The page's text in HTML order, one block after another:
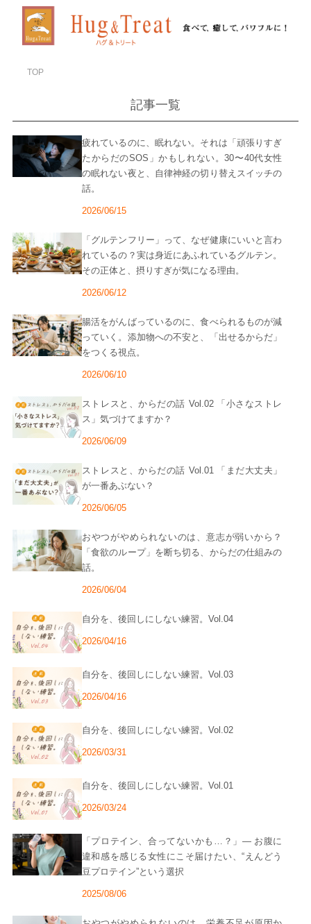
TOP
記事一覧
疲れているのに、眠れない。それは「頑張りすぎ
たからだのSOS」かもしれない。30〜40代女性
の眠れない夜と、自律神経の切り替えスイッチの
話。
2026/06/15
「グルテンフリー」って、なぜ健康にいいと言わ
れているの？実は身近にあふれているグルテン。
その正体と、摂りすぎが気になる理由。
2026/06/12
腸活をがんばっているのに、食べられるものが減
っていく。添加物への不安と、「出せるからだ」
をつくる視点。
2026/06/10
ストレスと、からだの話 Vol.02 「小さなストレ
ス」気づけてますか？
2026/06/09
ストレスと、からだの話 Vol.01 「まだ大丈夫」
が一番あぶない？
2026/06/05
おやつがやめられないのは、意志が弱いから？
「食欲のループ」を断ち切る、からだの仕組みの
話。
2026/06/04
自分を、後回しにしない練習。Vol.04
2026/04/16
自分を、後回しにしない練習。Vol.03
2026/04/16
自分を、後回しにしない練習。Vol.02
2026/03/31
自分を、後回しにしない練習。Vol.01
2026/03/24
「プロテイン、合ってないかも…？」― お腹に
違和感を感じる女性にこそ届けたい、“えんどう
豆プロテイン”という選択
2025/08/06